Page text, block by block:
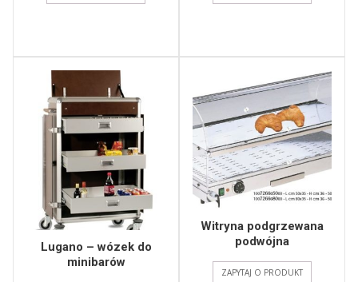
Lugano – wózek do
minibarów
Witryna podgrzewana
podwójna
ZAPYTAJ O PRODUKT